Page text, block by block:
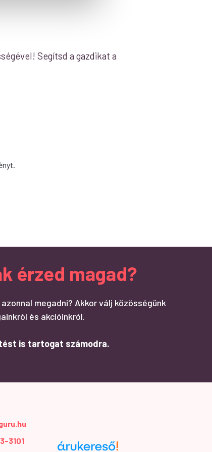
Segítsd a gazdikat a
érzed magad?
megadni? Akkor válj közösségünk
és akcióinkról.
is tartogat számodra.
3101